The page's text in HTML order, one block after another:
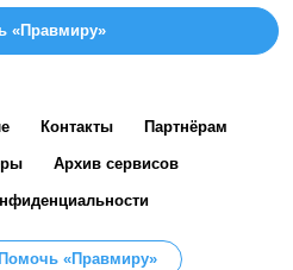
«Правмиру»
Контакты Партнёрам
Архив сервисов
Помочь «Правмиру»